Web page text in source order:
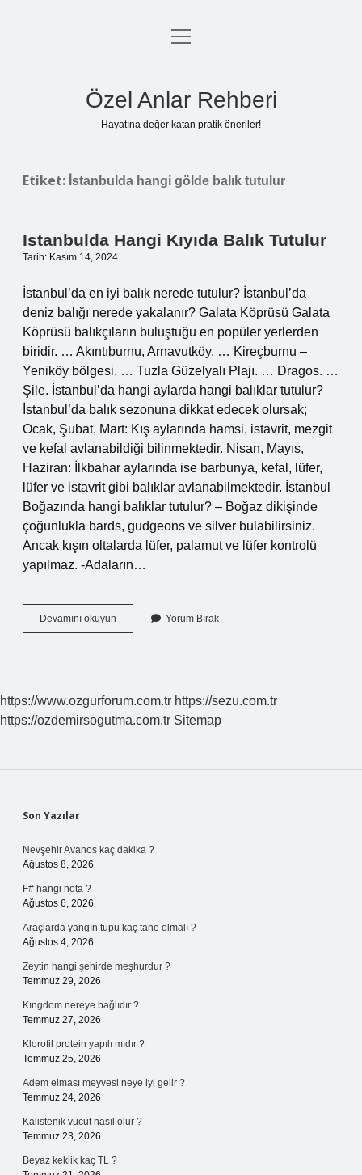
Anasayfa
menüyü
Özel Anlar Rehberi
Hayatına değer katan pratik öneriler!
Etiket: İstanbulda hangi gölde balık tutulur
Istanbulda Hangi Kıyıda Balık Tutulur
Tarih: Kasım 14, 2024
İstanbul’da en iyi balık nerede tutulur? İstanbul’da
deniz balığı nerede yakalanır? Galata Köprüsü Galata
Köprüsü balıkçıların buluştuğu en popüler yerlerden
biridir. … Akıntıburnu, Arnavutköy. … Kireçburnu –
Yeniköy bölgesi. … Tuzla Güzelyalı Plajı. … Dragos. …
Şile. İstanbul’da hangi aylarda hangi balıklar tutulur?
İstanbul’da balık sezonuna dikkat edecek olursak;
Ocak, Şubat, Mart: Kış aylarında hamsi, istavrit, mezgit
ve kefal avlanabildiği bilinmektedir. Nisan, Mayıs,
Haziran: İlkbahar aylarında ise barbunya, kefal, lüfer,
lüfer ve istavrit gibi balıklar avlanabilmektedir. İstanbul
Boğazında hangi balıklar tutulur? – Boğaz dikişinde
çoğunlukla bards, gudgeons ve silver bulabilirsiniz.
Ancak kışın oltalarda lüfer, palamut ve lüfer kontrolü
yapılmaz. -Adaların…
Devamını okuyun Istanbulda
Hangi
Yorum Bırak
https://www.ozgurforum.com.tr https://sezu.com.tr
https://ozdemirsogutma.com.tr Sitemap
Sidebar
Son Yazılar
Nevşehir Avanos kaç dakika ?
Ağustos 8, 2026
F# hangi nota ?
Ağustos 6, 2026
Araçlarda yangın tüpü kaç tane olmalı ?
Ağustos 4, 2026
Zeytin hangi şehirde meşhurdur ?
Temmuz 29, 2026
Kıngdom nereye bağlıdır ?
Temmuz 27, 2026
Klorofil protein yapılı mıdır ?
Temmuz 25, 2026
Adem elması meyvesi neye iyi gelir ?
Temmuz 24, 2026
Kalistenik vücut nasıl olur ?
Temmuz 23, 2026
Beyaz keklik kaç TL ?